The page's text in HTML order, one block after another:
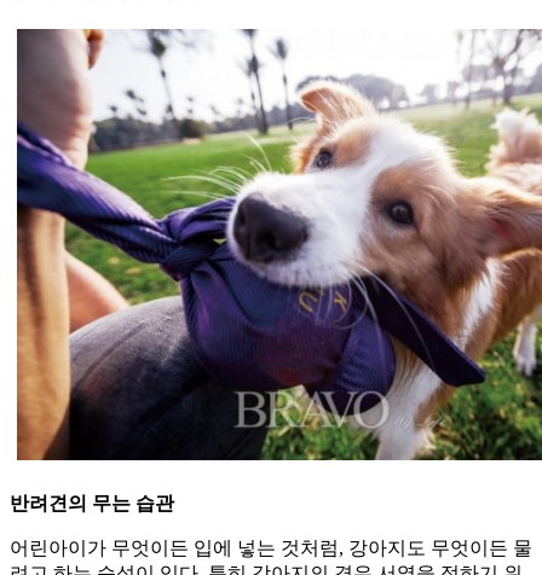
반려견의 무는 습관
어린아이가 무엇이든 입에 넣는 것처럼, 강아지도 무엇이든 물